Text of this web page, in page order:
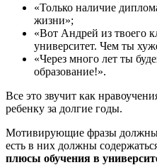
«Только наличие
жизни»;
«Вот Андрей из твоего
университет. Чем ты
«Через много лет ты
образование!».
Все это звучит как
ребенку за долгие годы.
Мотивирующие фразы должны
есть в них должны
плюсы обучения в